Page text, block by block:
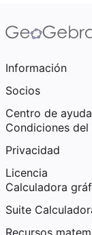
Información
Socios
Centro de ayuda
Condiciones del
Privacidad
Licencia
Calculadora
Suite
Recursos